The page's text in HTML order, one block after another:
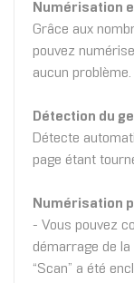
Numérisation
Grâce aux
pouvez
aucun problème.
Détection du
Détecte
page étant
Numérisation
- Vous pouvez
démarrage de
“Scan” a été